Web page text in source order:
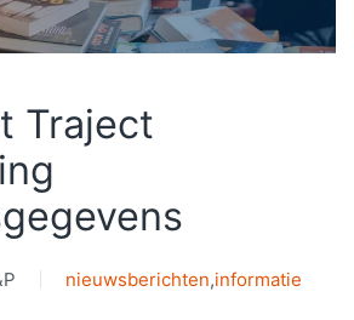
Traject
nieuwsberichten,informatie